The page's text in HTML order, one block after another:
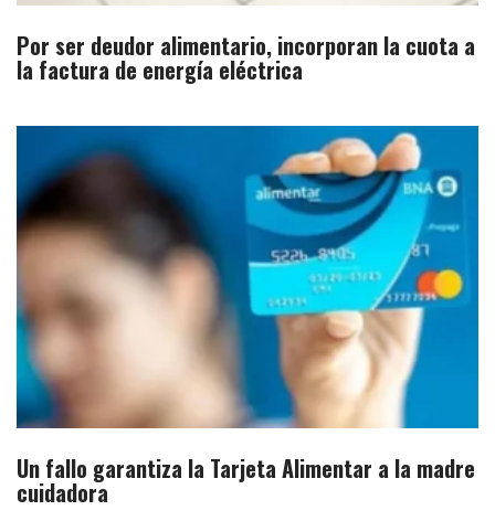
Por ser deudor alimentario, incorporan la cuota a
la factura de energía eléctrica
Un fallo garantiza la Tarjeta Alimentar a la madre
cuidadora